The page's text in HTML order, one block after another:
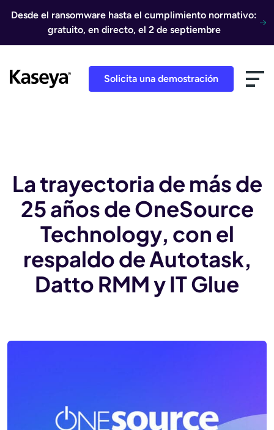
Desde el ransomware hasta el cumplimiento normativo:
gratuito, en directo, el 2 de septiembre
Solicita una demostración
La trayectoria de más de
25 años de OneSource
Technology, con el
respaldo de Autotask,
Datto RMM y IT Glue